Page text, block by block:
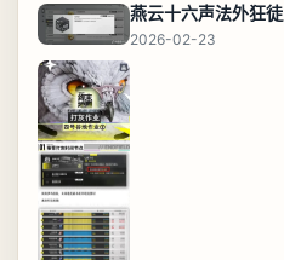
燕云十六声法外狂
2026-02-23